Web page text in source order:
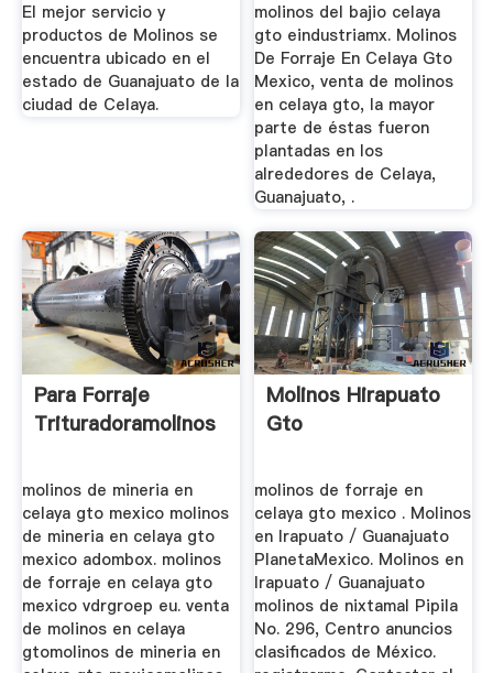
El mejor servicio y
productos de Molinos se
encuentra ubicado en el
estado de Guanajuato de la
ciudad de Celaya.
molinos del bajio celaya
gto eindustriamx. Molinos
De Forraje En Celaya Gto
Mexico, venta de molinos
en celaya gto, la mayor
parte de éstas fueron
plantadas en los
alrededores de Celaya,
Guanajuato, .
Para Forraje
Trituradoramolinos
molinos de mineria en
celaya gto mexico molinos
de mineria en celaya gto
mexico adombox. molinos
de forraje en celaya gto
mexico vdrgroep eu. venta
de molinos en celaya
gtomolinos de mineria en
Molinos Hirapuato
Gto
molinos de forraje en
celaya gto mexico . Molinos
en Irapuato / Guanajuato
PlanetaMexico. Molinos en
Irapuato / Guanajuato
molinos de nixtamal Pipila
No. 296, Centro anuncios
clasificados de México.